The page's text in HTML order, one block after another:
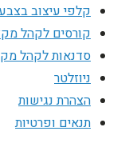
קלפי עיצוב
קורסים לקהל
סדנאות לקהל
ניוזלטר
הצהרת נגישות
תנאים ופרטיות